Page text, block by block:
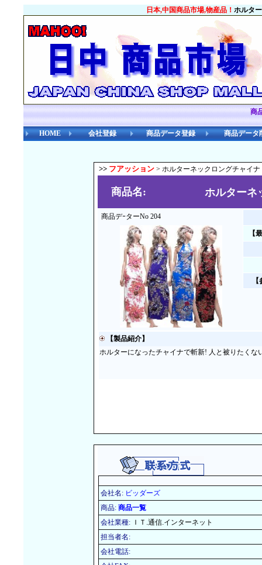
日本,中国商品市場,物産品！ ホルタ
商
HOME 会社登録 商品データ登録 商品データ
>> フアッション > ホルターネックロングチャイナ
商品名: ホルターネ
商品デｰターNo 204
【
【製品紹介】
ホルターになったチャイナで斬新! 人と被りたく
会社名: ビッダーズ
商品: 商品一覧
会社業種: ＩＴ.通信.インターネット
担当者名:
会社電話: